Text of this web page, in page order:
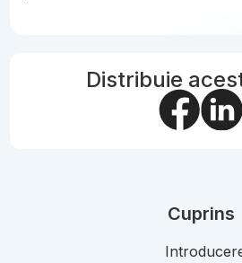
Distribuie
Cuprins